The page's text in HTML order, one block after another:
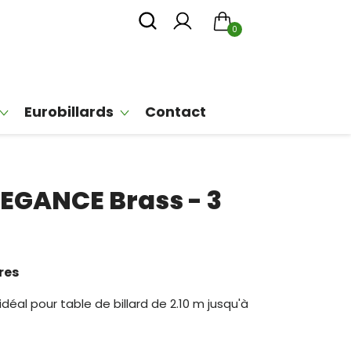
0
Eurobillards Contact
Brass - 3
pour table de billard de 2.10 m jusqu'à